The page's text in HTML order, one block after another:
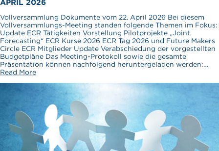
APRIL 2026
Vollversammlung Dokumente vom 22. April 2026 Bei diesem
Vollversammlungs-Meeting standen folgende Themen im Fokus:
Update ECR Tätigkeiten Vorstellung Pilotprojekte „Joint
Forecasting“ ECR Kurse 2026 ECR Tag 2026 und Future Makers
Circle ECR Mitglieder Update Verabschiedung der vorgestellten
Budgetpläne Das Meeting-Protokoll sowie die gesamte
Präsentation können nachfolgend heruntergeladen werden:…
Read More